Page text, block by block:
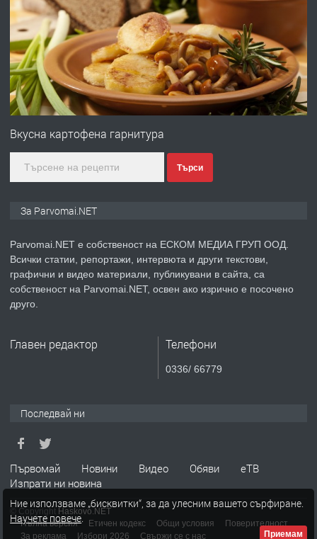
ПРЕДЛАГА Работа за общи работници
преди 1 година
ПРЕДЛАГА
Първи поход "По стъпките на Ангел
преди 1 година
ПРЕДЛАГА Уроци по Математика
ТЪРСИ Търсим работник
Вкусна картофена гарнитура
Търси
За Parvomai.NET
Parvomai.NET е собственост на ЕСКОМ МЕДИА ГРУП ООД.
Всички статии, репортажи, интервюта и други текстови,
графични и видео материали, публикувани в сайта, са
собственост на Parvomai.NET, освен ако изрично е посочено
друго.
Главен редактор Телефони
0336/ 66779
Последвай ни
Първомай Новини Видео Обяви
еТВ
Изпрати ни новина
© Copyright Haskovo.NET
Пълна версия
Етичен кодекс Общи условия
Поверителност
За реклама
Избори 2026 Свържи се с нас
Ние използваме „бисквитки“, за да улесним вашето сърфиране.
Научете повече.
Приемам